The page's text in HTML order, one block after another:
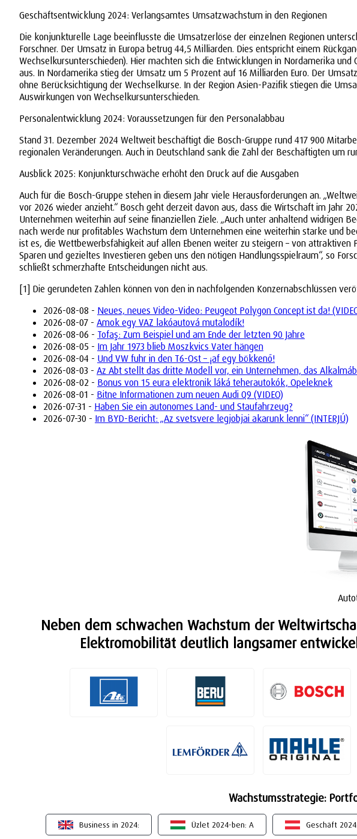
Geschäftsentwicklung 2024: Verlangsamtes Umsatzwachstum in den Regionen
Die konjunkturelle Lage beeinflusste die Umsatzerlöse der einzelnen Regionen
Forschner. Der Umsatz in Europa betrug 44,5 Milliarden. Dies entspricht einem
Wechselkursunterschieden). Hier machten sich die Entwicklungen in Nordamerika
aus. In Nordamerika stieg der Umsatz um 5 Prozent auf 16 Milliarden Euro. Der
ohne Berücksichtigung der Wechselkurse. In der Region Asien-Pazifik stiegen die
Auswirkungen von Wechselkursunterschieden.
Personalentwicklung 2024: Voraussetzungen für den Personalabbau
Stand 31. Dezember 2024 Weltweit beschäftigt die Bosch-Gruppe rund 417 900
regionalen Veränderungen. Auch in Deutschland sank die Zahl der Beschäftigten um
Ausblick 2025: Konjunkturschwäche erhöht den Druck auf die Ausgaben
Auch für die Bosch-Gruppe stehen in diesem Jahr viele Herausforderungen an.
vor 2026 wieder anzieht.“ Bosch geht derzeit davon aus, dass die Wirtschaft im Jahr
Unternehmen weiterhin auf seine finanziellen Ziele. „Auch unter anhaltend widrigen
nach werde nur profitables Wachstum dem Unternehmen eine weiterhin starke und
ist es, die Wettbewerbsfähigkeit auf allen Ebenen weiter zu steigern – von
Sparen und gezieltes Investieren geben uns den nötigen Handlungsspielraum“, so
schließt schmerzhafte Entscheidungen nicht aus.
[1] Die gerundeten Zahlen können von den in nachfolgenden Konzernabschlüssen
2026-08-08 - Neues, neues Video-Video: Peugeot Polygon Concept ist da!
2026-08-07 - Amok egy VAZ lakóautová mutalodík!
2026-08-06 - Tofaş: Zum Beispiel und am Ende der letzten 90 Jahre
2026-08-05 - Im Jahr 1973 blieb Moszkvics Vater hängen
2026-08-04 - Und VW fuhr in den T6-Ost – ¡af egy bökkenő!
2026-08-03 - Az Abt stellt das dritte Modell vor, ein Unternehmen, das
2026-08-02 - Bonus von 15 eura elektronik láká teherautokók, Opeleknek
2026-08-01 - Bitne Informationen zum neuen Audi Q9 (VIDEO)
2026-07-31 - Haben Sie ein autonomes Land- und Staufahrzeug?
2026-07-30 - Im BYD-Bericht: „Az svetsvere legjobjai akarunk lenni“ (INTERJÚ)
Neben dem schwachen Wachstum der
Elektromobilität deutlich langsamer
Wachstumsstrategie:
Business in 2024: Üzlet 2024-ben: A Geschäft